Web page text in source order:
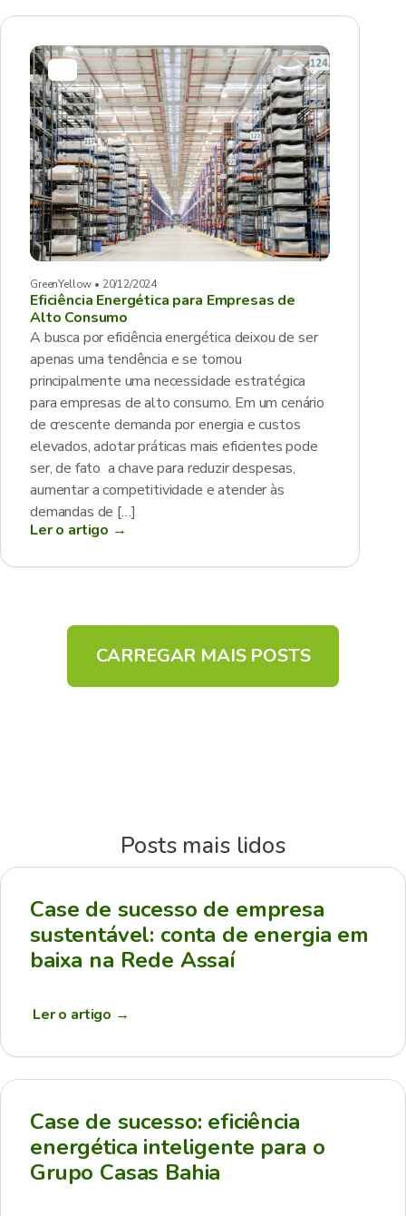
GreenYellow • 20/12/2024
Eficiência Energética para Empresas de
Alto Consumo
A busca por eficiência energética deixou de ser
apenas uma tendência e se tornou
principalmente uma necessidade estratégica
para empresas de alto consumo. Em um cenário
de crescente demanda por energia e custos
elevados, adotar práticas mais eficientes pode
ser, de fato a chave para reduzir despesas,
aumentar a competitividade e atender às
demandas de […]
Ler o artigo →
CARREGAR MAIS POSTS
Posts mais lidos
Case de sucesso de empresa
sustentável: conta de energia em
baixa na Rede Assaí
Ler o artigo →
Case de sucesso: eficiência
energética inteligente para o
Grupo Casas Bahia